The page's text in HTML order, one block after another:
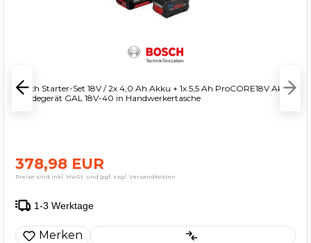
Bosch Starter-Set 18V / 2x 4,0 Ah Akku + 1x 5,5 Ah ProCORE18V Akku
+ Ladegerät GAL 18V-40 in Handwerkertasche
378,98 EUR
Preise sind inkl. MwSt. und ggf. zzgl. Versandkosten
1-3 Werktage
Merken